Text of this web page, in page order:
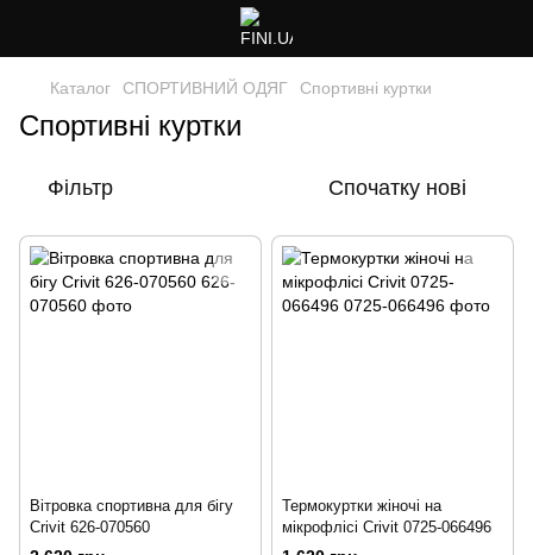
Каталог СПОРТИВНИЙ ОДЯГ Спортивні куртки
Спортивні куртки
Фільтр Спочатку нові
Вітровка спортивна для бігу
Crivit 626-070560
Термокуртки жіночі на
мікрофлісі Crivit 0725-066496